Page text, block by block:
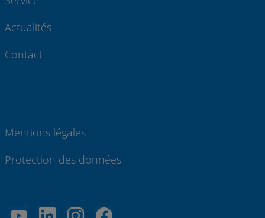
Actualités
Contact
Mentions légales
Protection des données